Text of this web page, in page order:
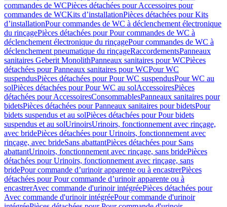
commandes de WCPièces détachées pour Accessoires pour
commandes de WCKits d’installationPièces détachées pour Kits
d’installationPour commandes de WC à déclenchement électronique
du rinçagePièces détachées pour Pour commandes de WC à
déclenchement électronique du rinçagePour commandes de WC à
déclenchement pneumatique du rinçageRaccordementsPanneaux
sanitaires Geberit MonolithPanneaux sanitaires pour WCPièces
détachées pour Panneaux sanitaires pour WCPour WC
suspendusPièces détachées pour Pour WC suspendusPour WC au
solPièces détachées pour Pour WC au solAccessoiresPièces
détachées pour AccessoiresConsommablesPanneaux sanitaires pour
bidetsPièces détachées pour Panneaux sanitaires pour bidetsPour
bidets suspendus et au solPièces détachées pour Pour bidets
suspendus et au solUrinoirsUrinoirs, fonctionnement avec rinçage,
avec bridePièces détachées pour Urinoirs, fonctionnement avec
rinçage, avec brideSans abattantPièces détachées pour Sans
abattantUrinoirs, fonctionnement avec rinçage, sans bridePièces
détachées pour Urinoirs, fonctionnement avec rinçage, sans
bridePour commande d’urinoir apparente ou à encastrerPièces
détachées pour Pour commande d’urinoir apparente ou à
encastrerAvec commande d'urinoir intégréePièces détachées pour
Avec commande d'urinoir intégréePour commande d'urinoir